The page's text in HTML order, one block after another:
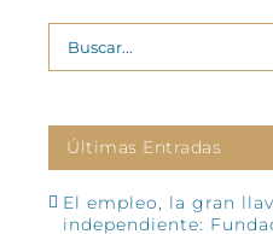
Buscar:
Últimas Entradas
El empleo, la gran
independiente: